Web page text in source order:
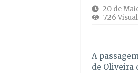
20 de
726
A
de Oliveira